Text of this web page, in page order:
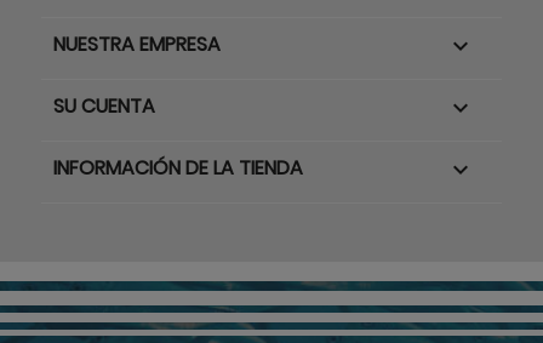
NUESTRA EMPRESA 
SU CUENTA 
INFORMACIÓN DE LA TIENDA keyboard_arrow_down